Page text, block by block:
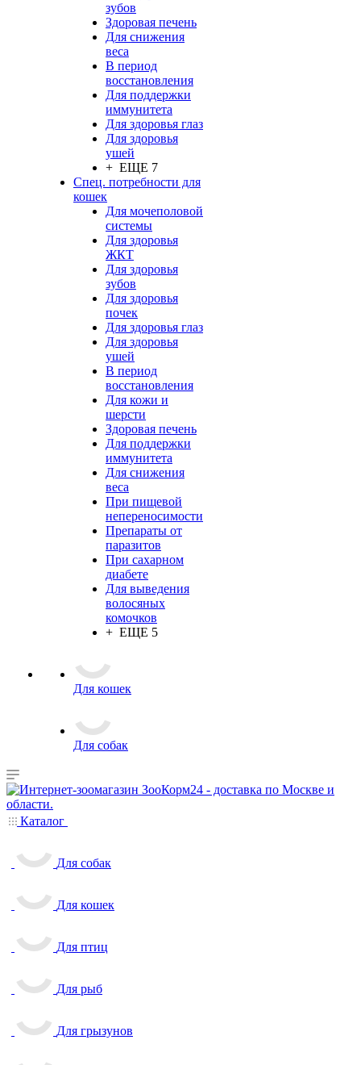
зубов
Здоровая печень
Для снижения
веса
В период
восстановления
Для поддержки
иммунитета
Для здоровья глаз
Для здоровья
ушей
+ ЕЩЕ 7
Спец. потребности для
кошек
Для мочеполовой
системы
Для здоровья
ЖКТ
Для здоровья
зубов
Для здоровья
почек
Для здоровья глаз
Для здоровья
ушей
В период
восстановления
Для кожи и
шерсти
Здоровая печень
Для поддержки
иммунитета
Для снижения
веса
При пищевой
непереносимости
Препараты от
паразитов
При сахарном
диабете
Для выведения
волосяных
комочков
+ ЕЩЕ 5
Для кошек
Для собак
Каталог
Для собак
Для кошек
Для птиц
Для рыб
Для грызунов